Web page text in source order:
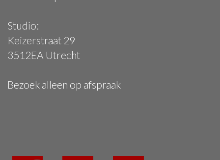
Studio:
Keizerstraat 29
3512EA Utrecht
Bezoek alleen op afspraak